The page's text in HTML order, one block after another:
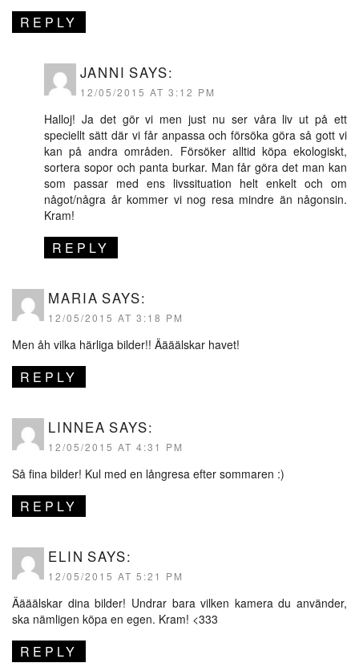
REPLY
JANNI SAYS:
12/05/2015 AT 3:12 PM
Halloj! Ja det gör vi men just nu ser våra liv ut på ett
speciellt sätt där vi får anpassa och försöka göra så gott vi
kan på andra områden. Försöker alltid köpa ekologiskt,
sortera sopor och panta burkar. Man får göra det man kan
som passar med ens livssituation helt enkelt och om
något/några år kommer vi nog resa mindre än någonsin.
Kram!
REPLY
MARIA SAYS:
12/05/2015 AT 3:18 PM
Men åh vilka härliga bilder!! Äääälskar havet!
REPLY
LINNEA SAYS:
12/05/2015 AT 4:31 PM
Så fina bilder! Kul med en långresa efter sommaren :)
REPLY
ELIN SAYS:
12/05/2015 AT 5:21 PM
Äääälskar dina bilder! Undrar bara vilken kamera du använder,
ska nämligen köpa en egen. Kram! <333
REPLY